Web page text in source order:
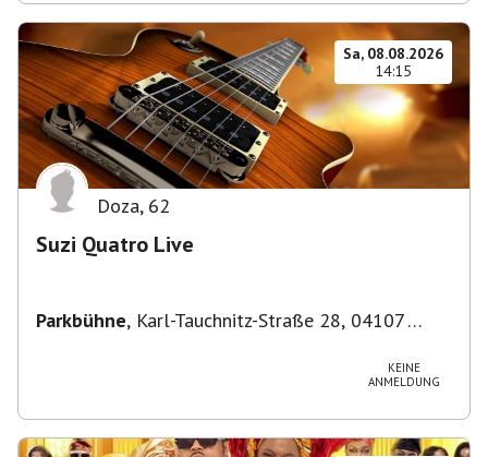
Sa, 08.08.2026
14:15
Doza, 62
Suzi Quatro Live
Parkbühne, Karl-Tauchnitz-Straße 28, 04107
KEINE
ANMELDUNG